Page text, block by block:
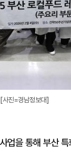
사진=경남정보대]
을 통해 부산